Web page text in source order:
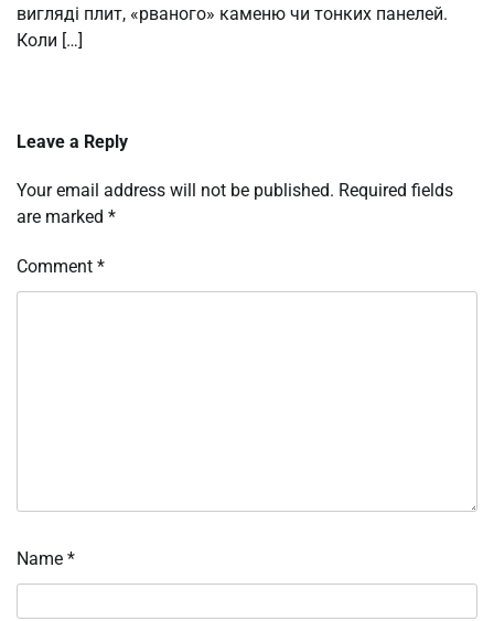
вигляді плит, «рваного» каменю чи тонких панелей.
Коли […]
Leave a Reply
Your email address will not be published. Required fields
are marked *
Comment *
Name *